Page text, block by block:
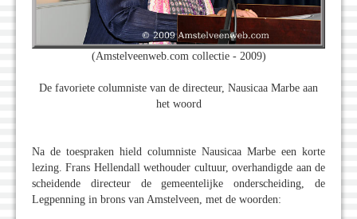
(Amstelveenweb.com collectie - 2009)
De favoriete columniste van de directeur, Nausicaa Marbe aan
het woord
Na de toespraken hield columniste Nausicaa Marbe een korte
lezing. Frans Hellendall wethouder cultuur, overhandigde aan de
scheidende directeur de gemeentelijke onderscheiding, de
Legpenning in brons van Amstelveen, met de woorden: